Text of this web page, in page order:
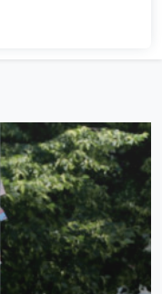
градусов, днём
не ожидается. В
Ветер ослабеет до
волн жары
новостью: